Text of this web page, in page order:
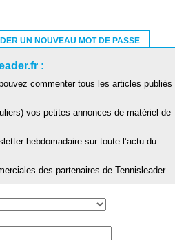
UN NOUVEAU MOT DE PASSE
:
commenter tous les articles publiés
vos petites annonces de matériel de
hebdomadaire sur toute l’actu du
des partenaires de Tennisleader